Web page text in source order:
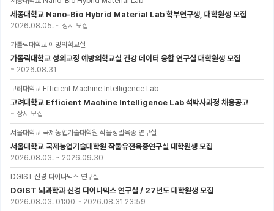
세종대학교 Nano-Bio Hybrid Material Lab 학부연구생, 대학원생 모집
2026.08.05. ~ 상시 모집
가톨릭대학교 예방의학교실
가톨릭대학교 성의교정 예방의학교실 건강 데이터 융합 연구실 대학원생 모집
~ 2026.08.31
고려대학교 Efficient Machine Intelligence Lab
고려대학교 Efficient Machine Intelligence Lab 석박사과정 채용공고
~ 상시 모집
서울대학교 국제농업기술대학원 작물정밀육종 연구실
서울대학교 국제농업기술대학원 작물유전육종연구실 대학원생 모집
2026.08.03. ~ 2026.09.30
DGIST 신경 다이나믹스 연구실
DGIST 뇌과학과 신경 다이나믹스 연구실 / 27년도 대학원생 모집
2026.08.03. 01:00 ~ 2026.08.31 23:59